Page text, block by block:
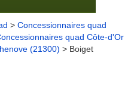
> Concessionnaires quad
quad Côte-d'Or
(21300) > Boiget